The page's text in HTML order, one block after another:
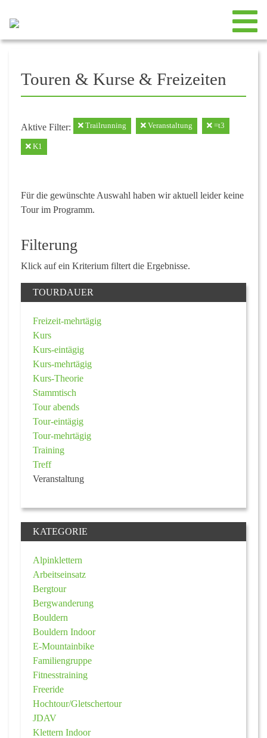
Touren & Kurse & Freizeiten
Aktive Filter: Trailrunning Veranstaltung =t3
K1
Für die gewünschte Auswahl haben wir aktuell leider keine
Tour im Programm.
Filterung
Klick auf ein Kriterium filtert die Ergebnisse.
TOURDAUER
Freizeit-mehrtägig
Kurs
Kurs-eintägig
Kurs-mehrtägig
Kurs-Theorie
Stammtisch
Tour abends
Tour-eintägig
Tour-mehrtägig
Training
Treff
Veranstaltung
KATEGORIE
Alpinklettern
Arbeitseinsatz
Bergtour
Bergwanderung
Bouldern
Bouldern Indoor
E-Mountainbike
Familiengruppe
Fitnesstraining
Freeride
Hochtour/Gletschertour
JDAV
Klettern Indoor